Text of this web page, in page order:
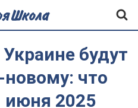
будут
что
июня 2025